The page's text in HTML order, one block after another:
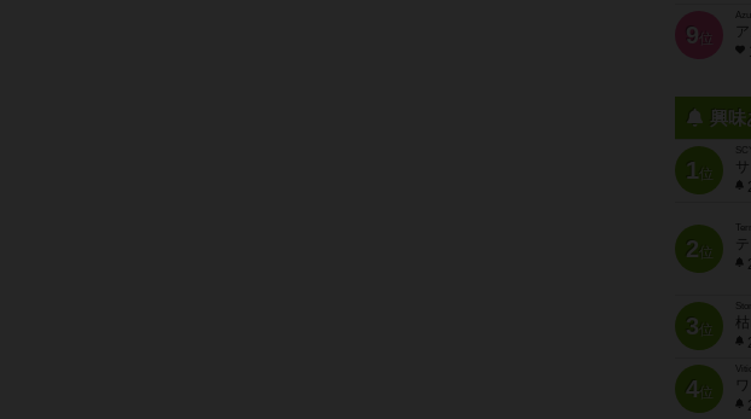
9 位
Azul
興味
1位
2位
3位
4位